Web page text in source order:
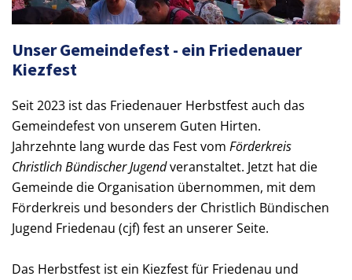
Unser Gemeindefest - ein Friedenauer
Kiezfest
Seit 2023 ist das Friedenauer Herbstfest auch das
Gemeindefest von unserem Guten Hirten.
Jahrzehnte lang wurde das Fest vom Förderkreis
Christlich Bündischer Jugendveranstaltet. Jetzt hat die
Gemeinde die Organisation übernommen, mit dem
Förderkreis und besonders der Christlich Bündischen
Jugend Friedenau (cjf) fest an unserer Seite.
Das Herbstfest ist ein Kiezfest für Friedenau und